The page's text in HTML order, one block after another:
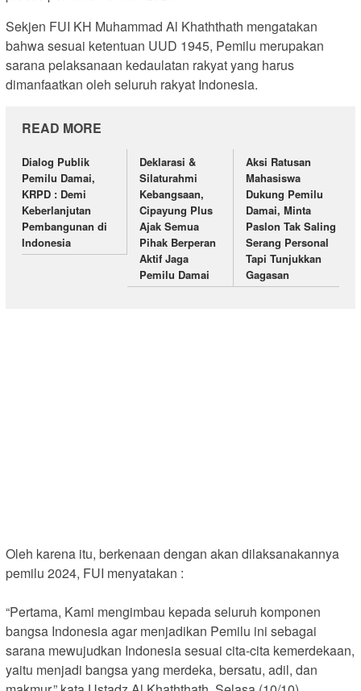
Sekjen FUI KH Muhammad Al Khaththath mengatakan
bahwa sesuai ketentuan UUD 1945, Pemilu merupakan
sarana pelaksanaan kedaulatan rakyat yang harus
dimanfaatkan oleh seluruh rakyat Indonesia.
READ MORE
Dialog Publik
Pemilu Damai,
KRPD : Demi
Keberlanjutan
Pembangunan di
Indonesia
Deklarasi &
Silaturahmi
Kebangsaan,
Cipayung Plus
Ajak Semua
Pihak Berperan
Aktif Jaga
Pemilu Damai
Aksi Ratusan
Mahasiswa
Dukung Pemilu
Damai, Minta
Paslon Tak Saling
Serang Personal
Tapi Tunjukkan
Gagasan
Oleh karena itu, berkenaan dengan akan dilaksanakannya
pemilu 2024, FUI menyatakan :
“Pertama, Kami mengimbau kepada seluruh komponen
bangsa Indonesia agar menjadikan Pemilu ini sebagai
sarana mewujudkan Indonesia sesuai cita-cita kemerdekaan,
yaitu menjadi bangsa yang merdeka, bersatu, adil, dan